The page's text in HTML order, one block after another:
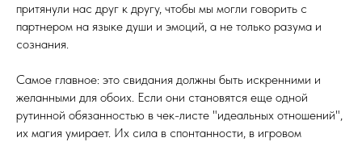
притянули нас друг к другу, чтобы мы могли говорить с
партнером на языке души и эмоций, а не только разума и
сознания.
Самое главное: это свидания должны быть искренними и
желанными для обоих. Если они становятся еще одной
рутинной обязанностью в чек-листе "идеальных отношений",
их магия умирает. Их сила в спонтанности, в игровом